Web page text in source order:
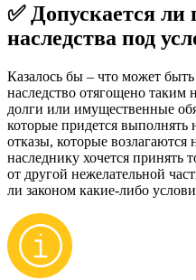
✅ Допускается ли
наследства под
Казалось бы – что может
наследство отягощено таким
долги или имущественные
которые придется выполнять
отказы, которые возлагаются
наследнику хочется принять
от другой нежелательной
ли законом какие-либо